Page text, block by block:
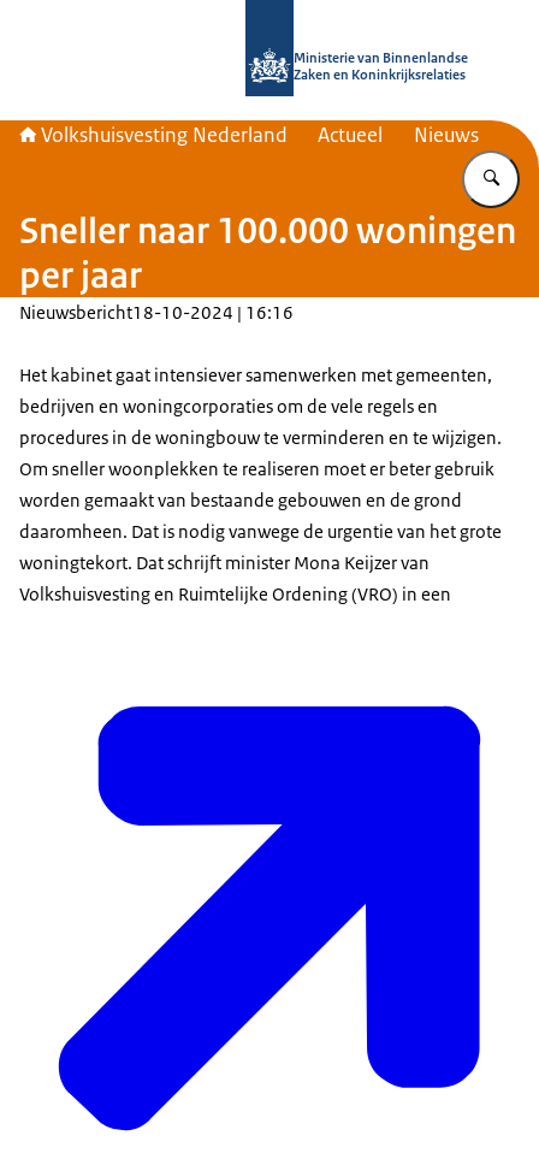
Ministerie van Binnenlandse
Zaken en Koninkrijksrelaties
Volkshuisvesting Nederland Actueel Nieuws
Sneller naar 100.000 woningen
per jaar
Nieuwsbericht18-10-2024 | 16:16
Het kabinet gaat intensiever samenwerken met gemeenten,
bedrijven en woningcorporaties om de vele regels en
procedures in de woningbouw te verminderen en te wijzigen.
Om sneller woonplekken te realiseren moet er beter gebruik
worden gemaakt van bestaande gebouwen en de grond
daaromheen. Dat is nodig vanwege de urgentie van het grote
woningtekort. Dat schrijft minister Mona Keijzer van
Volkshuisvesting en Ruimtelijke Ordening (VRO) in een